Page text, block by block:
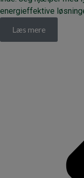
energieffektive
Læs mere